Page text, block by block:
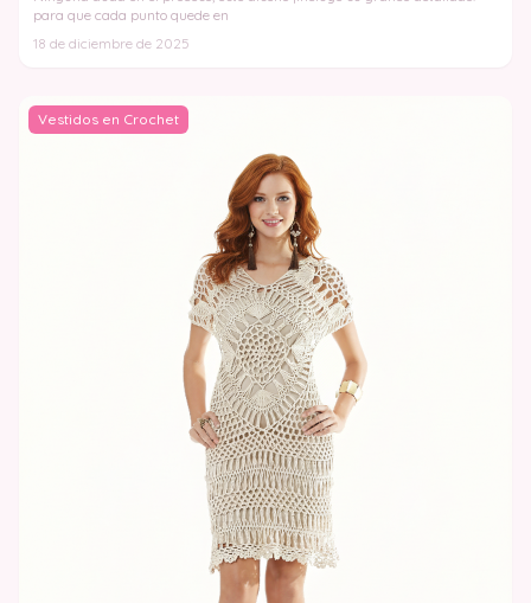
para que cada punto quede en
18 de diciembre de 2025
Vestidos en Crochet